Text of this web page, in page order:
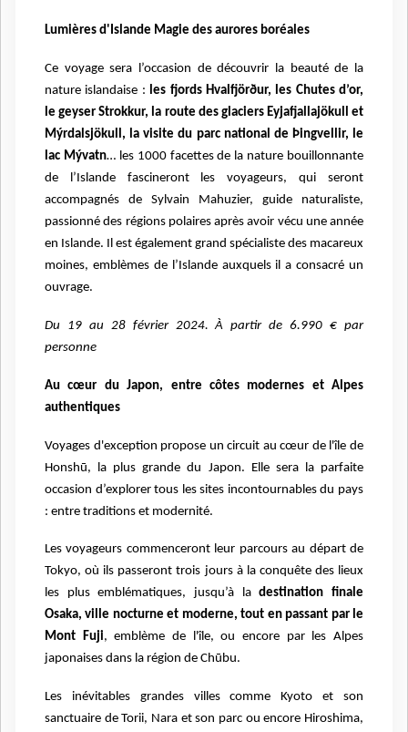
Lumières d'Islande Magie des aurores boréales
Ce voyage sera l’occasion de découvrir la beauté de la
nature islandaise : les fjords Hvalfjörður, les Chutes d’or,
le geyser Strokkur, la route des glaciers Eyjafjallajökull et
Mýrdalsjökull, la visite du parc national de Þingvellir, le
lac Mývatn… les 1000 facettes de la nature bouillonnante
de l’Islande fascineront les voyageurs, qui seront
accompagnés de Sylvain Mahuzier, guide naturaliste,
passionné des régions polaires après avoir vécu une année
en Islande. Il est également grand spécialiste des macareux
moines, emblèmes de l’Islande auxquels il a consacré un
ouvrage.
Du 19 au 28 février 2024. À partir de 6.990 € par
personne
Au cœur du Japon, entre côtes modernes et Alpes
authentiques
Voyages d'exception propose un circuit au cœur de l'île de
Honshū, la plus grande du Japon. Ellesera la parfaite
occasion d’explorer tous les sites incontournables d u pays
: entre traditions et modernité.
Les voyageurs commenceront leur parcours au départ de
Tokyo, où ils passeront trois jours à la conquête des lieux
les plus emblématiques, jusqu’à la destination finale
Osaka, ville nocturne et moderne, tout en passant par le
Mont Fuji, emblème de l'île, ou encore par les Alpes
japonaises dans la région de Chūbu.
Les inévitables grandes villes comme Kyoto et son
sanctuaire de Torii, Nara et son parc ou encore Hiroshima,